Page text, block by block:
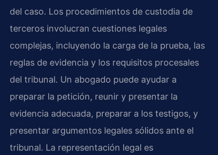
del caso. Los procedimientos de custodia de
terceros involucran cuestiones legales
complejas, incluyendo la carga de la prueba, las
reglas de evidencia y los requisitos procesales
del tribunal. Un abogado puede ayudar a
preparar la petición, reunir y presentar la
evidencia adecuada, preparar a los testigos, y
presentar argumentos legales sólidos ante el
tribunal. La representación legal es